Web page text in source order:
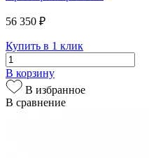
56 350 ₽
Купить в 1 клик
В корзину
В избранное
В сравнение